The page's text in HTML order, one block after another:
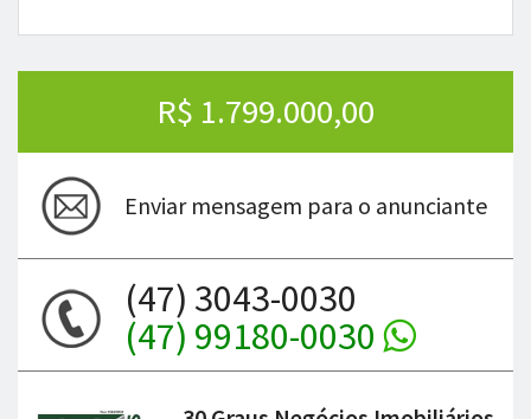
R$ 1.799.000,00
Enviar mensagem para o anunciante
(47) 3043-0030
(47) 99180-0030